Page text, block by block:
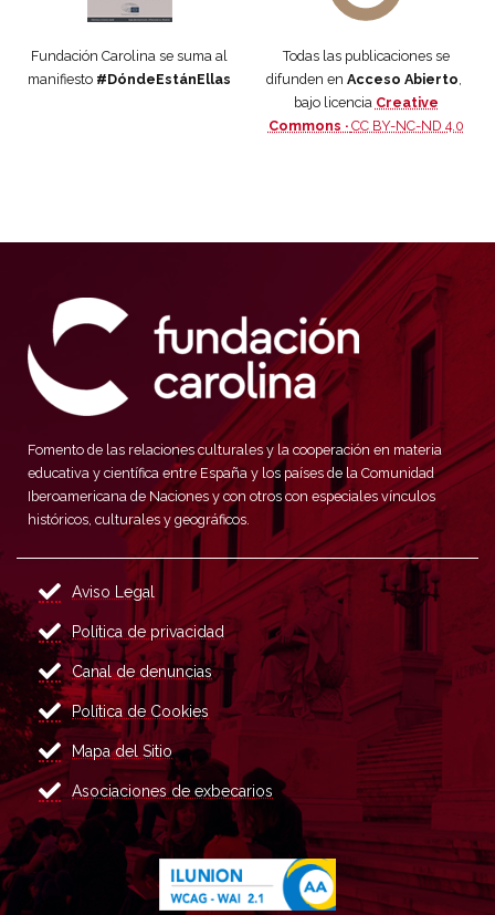
Fundación Carolina se suma al
manifiesto #DóndeEstánEllas
Todas las publicaciones se
difunden en Acceso Abierto,
bajo licencia Creative
Commons · CC BY-NC-ND 4.0
Fomento de las relaciones culturales y la cooperación en materia
educativa y científica entre España y los países de la Comunidad
Iberoamericana de Naciones y con otros con especiales vínculos
históricos, culturales y geográficos.
Aviso Legal
Política de privacidad
Canal de denuncias
Política de Cookies
Mapa del Sitio
Asociaciones de exbecarios